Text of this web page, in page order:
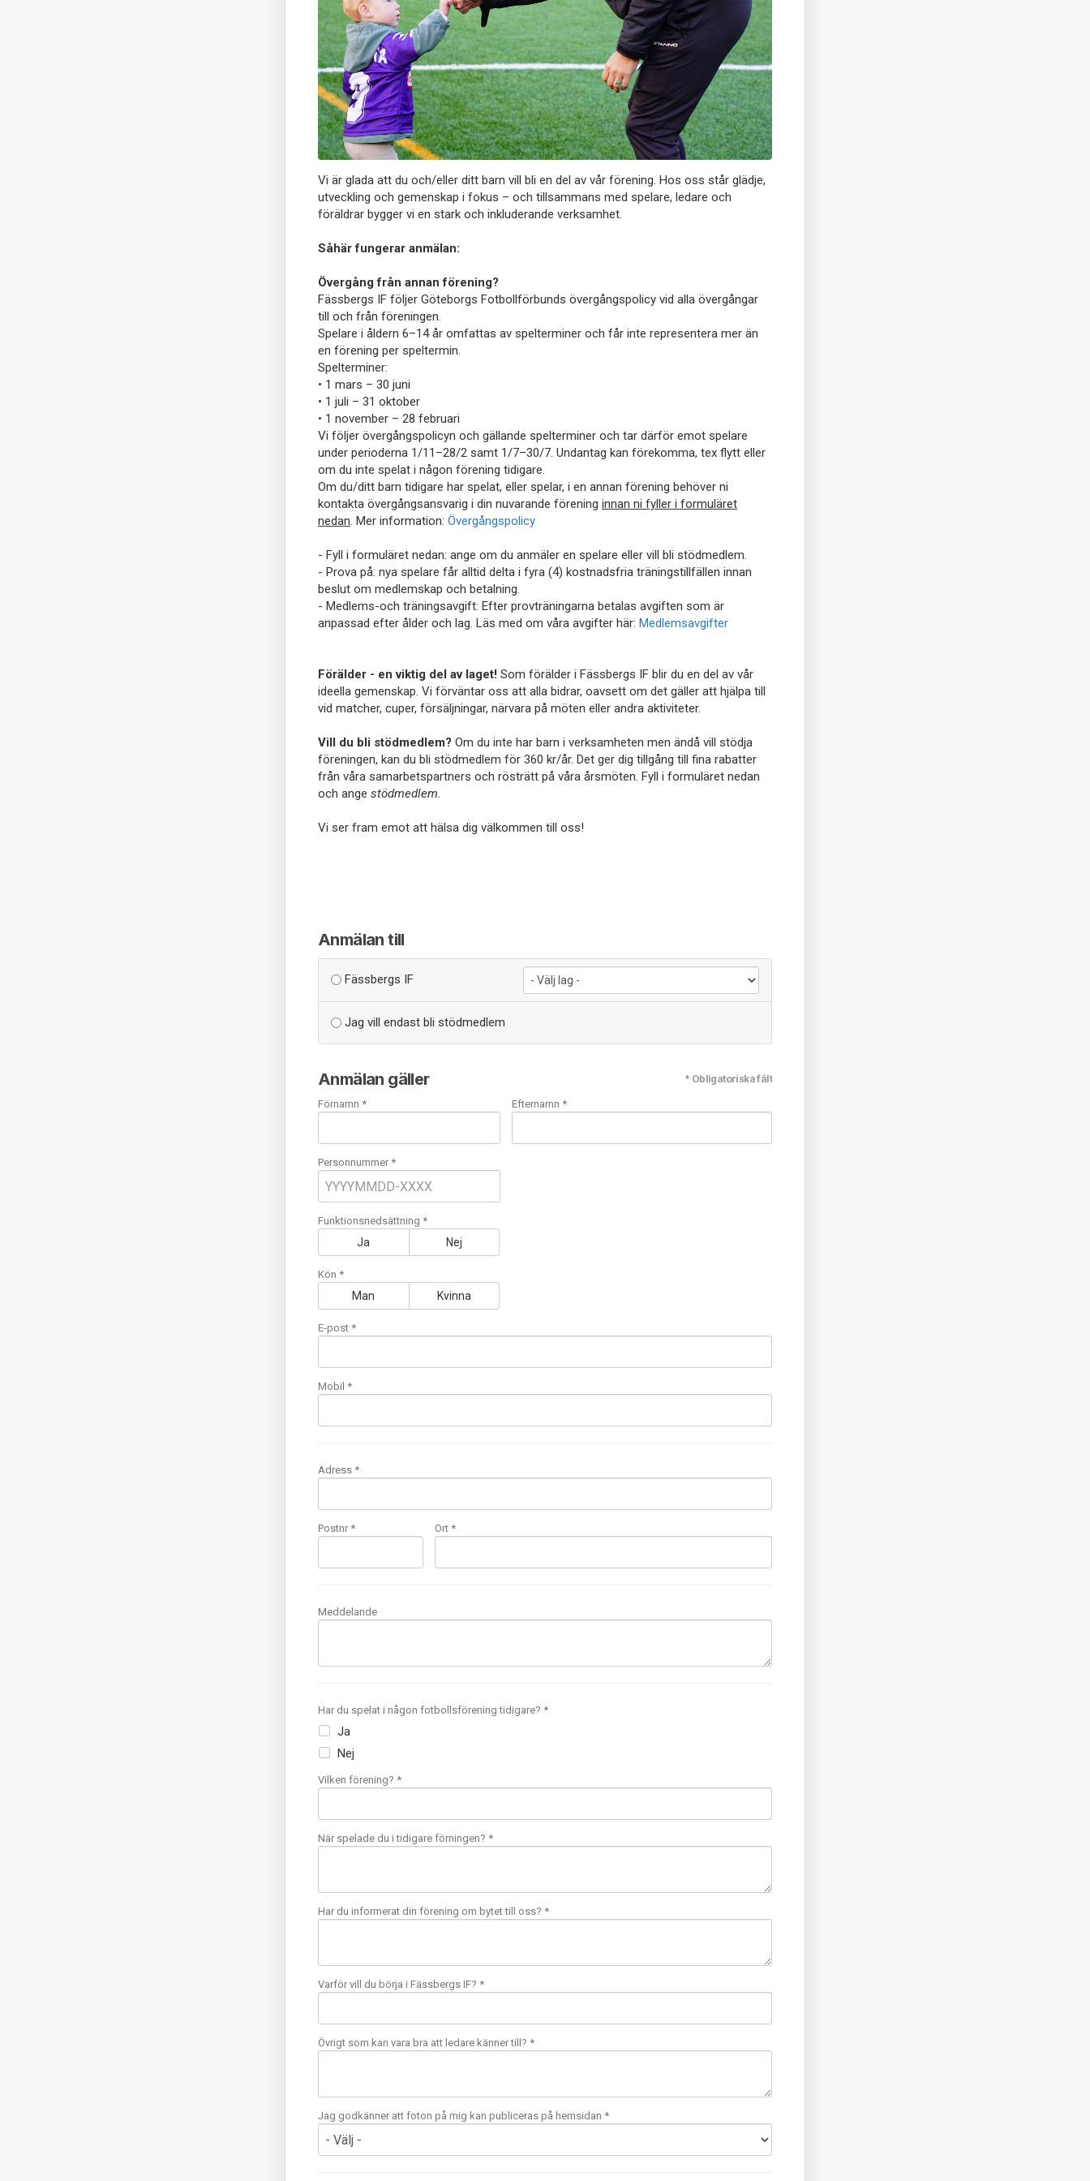
Vi är glada att du och/eller ditt barn vill bli en del av vår förening. Hos oss står glädje,
utveckling och gemenskap i fokus – och tillsammans med spelare, ledare och
föräldrar bygger vi en stark och inkluderande verksamhet.
Såhär fungerar anmälan:
Övergång från annan förening?
Fässbergs IF följer Göteborgs Fotbollförbunds övergångspolicy vid alla övergångar
till och från föreningen.
Spelare i åldern 6–14 år omfattas av spelterminer och får inte representera mer än
en förening per speltermin.
Spelterminer:
• 1 mars – 30 juni
• 1 juli – 31 oktober
• 1 november – 28 februari
Vi följer övergångspolicyn och gällande spelterminer och tar därför emot spelare
under perioderna 1/11–28/2 samt 1/7–30/7. Undantag kan förekomma, tex flytt eller
om du inte spelat i någon förening tidigare.
Om du/ditt barn tidigare har spelat, eller spelar, i en annan förening behöver ni
kontakta övergångsansvarig i din nuvarande förening innan ni fyller i formuläret
nedan. Mer information: Övergångspolicy
- Fyll i formuläret nedan: ange om du anmäler en spelare eller vill bli stödmedlem.
- Prova på: nya spelare får alltid delta i fyra (4) kostnadsfria träningstillfällen innan
beslut om medlemskap och betalning.
- Medlems-och träningsavgift: Efter provträningarna betalas avgiften som är
anpassad efter ålder och lag. Läs med om våra avgifter här: Medlemsavgifter
Förälder - en viktig del av laget! Som förälder i Fässbergs IF blir du en del av vår
ideella gemenskap. Vi förväntar oss att alla bidrar, oavsett om det gäller att hjälpa till
vid matcher, cuper, försäljningar, närvara på möten eller andra aktiviteter.
Vill du bli stödmedlem? Om du inte har barn i verksamheten men ändå vill stödja
föreningen, kan du bli stödmedlem för 360 kr/år. Det ger dig tillgång till fina rabatter
från våra samarbetspartners och rösträtt på våra årsmöten. Fyll i formuläret nedan
och ange stödmedlem.
Vi ser fram emot att hälsa dig välkommen till oss!
Anmälan till
Fässbergs IF
Jag vill endast bli stödmedlem
Anmälan gäller * Obligatoriska fält
Förnamn * Efternamn *
Personnummer *
Funktionsnedsättning *
Ja Nej
Kön *
Man Kvinna
E-post *
Mobil *
Adress *
Postnr * Ort *
Meddelande
Har du spelat i någon fotbollsförening tidigare? *
Ja
Nej
Vilken förening? *
När spelade du i tidigare förningen? *
Har du informerat din förening om bytet till oss? *
Varför vill du börja i Fässbergs IF? *
Övrigt som kan vara bra att ledare känner till? *
Jag godkänner att foton på mig kan publiceras på hemsidan *